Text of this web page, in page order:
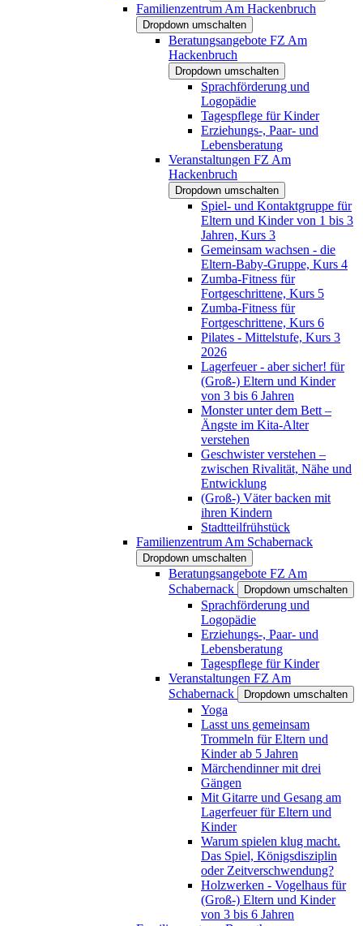
Familienzentrum Am Hackenbruch
Dropdown umschalten
Beratungsangebote FZ Am
Hackenbruch
Dropdown umschalten
Sprachförderung und
Logopädie
Tagespflege für Kinder
Erziehungs-, Paar- und
Lebensberatung
Veranstaltungen FZ Am
Hackenbruch
Dropdown umschalten
Spiel- und Kontaktgruppe für
Eltern und Kinder von 1 bis 3
Jahren, Kurs 3
Gemeinsam wachsen - die
Eltern-Baby-Gruppe, Kurs 4
Zumba-Fitness für
Fortgeschrittene, Kurs 5
Zumba-Fitness für
Fortgeschrittene, Kurs 6
Pilates - Mittelstufe, Kurs 3
2026
Lagerfeuer - aber sicher! für
(Groß-) Eltern und Kinder
von 3 bis 6 Jahren
Monster unter dem Bett –
Ängste im Kita-Alter
verstehen
Geschwister verstehen –
zwischen Rivalität, Nähe und
Entwicklung
(Groß-) Väter backen mit
ihren Kindern
Stadtteilfrühstück
Familienzentrum Am Schabernack
Dropdown umschalten
Beratungsangebote FZ Am
Schabernack
Dropdown umschalten
Sprachförderung und
Logopädie
Erziehungs-, Paar- und
Lebensberatung
Tagespflege für Kinder
Veranstaltungen FZ Am
Schabernack
Dropdown umschalten
Yoga
Lasst uns gemeinsam
Trommeln für Eltern und
Kinder ab 5 Jahren
Märchendinner mit drei
Gängen
Mit Gitarre und Gesang am
Lagerfeuer für Eltern und
Kinder
Warum spielen klug macht.
Das Spiel, Königsdisziplin
oder Zeitverschwendung?
Holzwerken - Vogelhaus für
(Groß-) Eltern und Kinder
von 3 bis 6 Jahren